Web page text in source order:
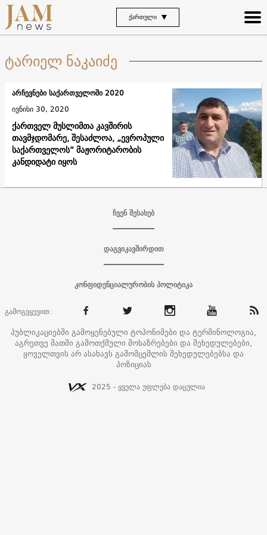
ᲥᲐᲠᲗᲣᲚᲘ
ტარიელ ნაკაიძე
ქართველ მუსლიმთა კავშირის
თავმჯდომარე, შესაძლოა, „ევროპული
საქართველოს“ მაჟორიტარობის
კანდიდატი იყოს
არჩევნები საქართველოში 2020
ივნისი 30, 2020
ჩვენ შესახებ
დაგვიკავშირდით
კონფიდენციალურობის პოლიტიკა
გამოგვყევით:
პუბლიკაციებში გამოყენებული ტოპონიმები და ტერმინოლოგია,
აგრეთვე მათში გამოთქმული მოსაზრებები და შეხედულებები,
ყოველთვის არ ასახავს გამომცემლის შეხედულებებსა და
პოზიციას
2025 - ყველა უფლება დაცულია